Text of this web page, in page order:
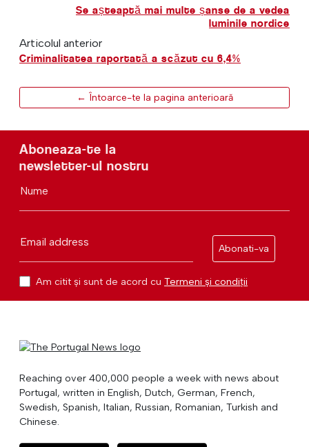
Se așteaptă mai multe șanse de a vedea
luminile nordice
Articolul anterior
Criminalitatea raportată a scăzut cu 6,4%
← Întoarce-te la pagina anterioară
Aboneaza-te la
newsletter-ul nostru
Nume
Email address
Abonati-va
Am citit și sunt de acord cu Termeni și condiții
Reaching over 400,000 people a week with news about
Portugal, written in English, Dutch, German, French,
Swedish, Spanish, Italian, Russian, Romanian, Turkish and
Chinese.